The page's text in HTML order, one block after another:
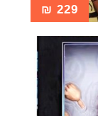
229
₪